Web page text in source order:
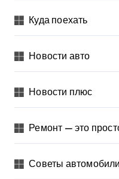
Куда поехать
Новости авто
Новости плюс
Ремонт — это
Советы